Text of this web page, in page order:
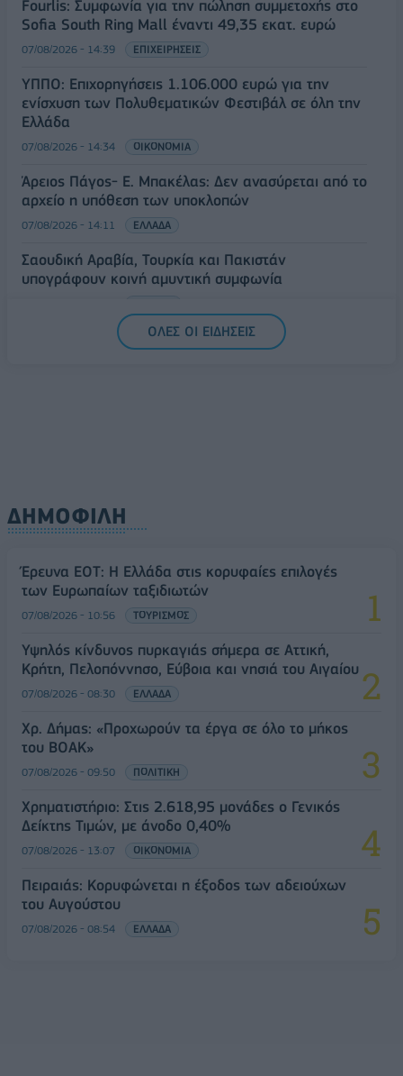
Fourlis: Συμφωνία για την πώληση συμμετοχής στο
Sofia South Ring Mall έναντι 49,35 εκατ. ευρώ
07/08/2026 - 14:39 ΕΠΙΧΕΙΡΗΣΕΙΣ
ΥΠΠΟ: Επιχορηγήσεις 1.106.000 ευρώ για την
ενίσχυση των Πολυθεματικών Φεστιβάλ σε όλη την
Ελλάδα
07/08/2026 - 14:34 ΟΙΚΟΝΟΜΙΑ
Άρειος Πάγος- Ε. Μπακέλας: Δεν ανασύρεται από το
αρχείο η υπόθεση των υποκλοπών
07/08/2026 - 14:11 ΕΛΛΑΔΑ
Σαουδική Αραβία, Τουρκία και Πακιστάν
υπογράφουν κοινή αμυντική συμφωνία
ΟΛΕΣ ΟΙ ΕΙΔΗΣΕΙΣ
ΔΗΜΟΦΙΛΗ
Έρευνα ΕΟΤ: Η Ελλάδα στις κορυφαίες επιλογές
των Ευρωπαίων ταξιδιωτών
07/08/2026 - 10:56 ΤΟΥΡΙΣΜΟΣ
Υψηλός κίνδυνος πυρκαγιάς σήμερα σε Αττική,
Κρήτη, Πελοπόννησο, Εύβοια και νησιά του Αιγαίου
07/08/2026 - 08:30 ΕΛΛΑΔΑ
Χρ. Δήμας: «Προχωρούν τα έργα σε όλο το μήκος
του ΒΟΑΚ»
07/08/2026 - 09:50 ΠΟΛΙΤΙΚΗ
Χρηματιστήριο: Στις 2.618,95 μονάδες ο Γενικός
Δείκτης Τιμών, με άνοδο 0,40%
07/08/2026 - 13:07 ΟΙΚΟΝΟΜΙΑ
Πειραιάς: Κορυφώνεται η έξοδος των αδειούχων
του Αυγούστου
07/08/2026 - 08:54 ΕΛΛΑΔΑ